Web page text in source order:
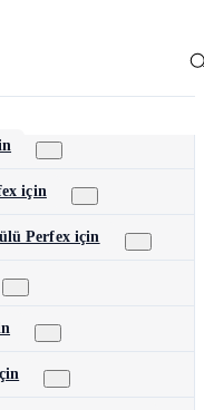
için
Perfex için